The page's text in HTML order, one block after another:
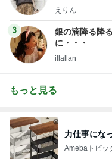
ファッションブ
えりん
3
銀の滴降る降
に・・・
illallan
もっと見る
力仕事にな
Amebaトピッ